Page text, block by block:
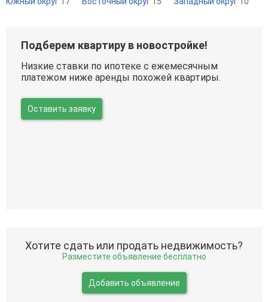
Подберем квартиру в новостройке!
Низкие ставки по ипотеке с ежемесячным
платежом ниже аренды похожей квартиры.
Оставить заявку
Хотите сдать или продать недвижимость?
Разместите объявление бесплатно
Добавить объявление